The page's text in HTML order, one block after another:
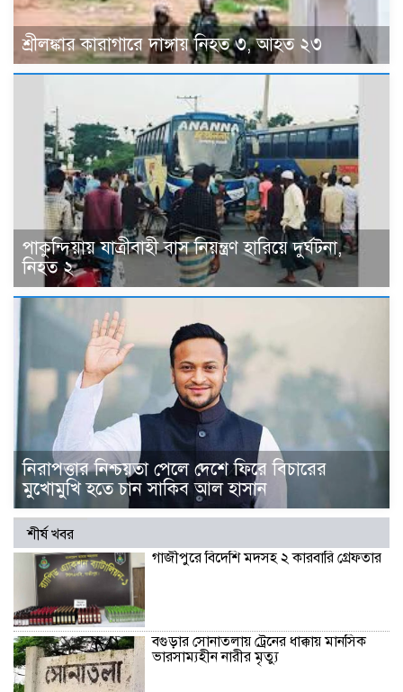
শ্রীলঙ্কার কারাগারে দাঙ্গায় নিহত ৩, আহত ২৩
পাকুন্দিয়ায় যাত্রীবাহী বাস নিয়ন্ত্রণ হারিয়ে দুর্ঘটনা,
নিহত ২
নিরাপত্তার নিশ্চয়তা পেলে দেশে ফিরে বিচারের
মুখোমুখি হতে চান সাকিব আল হাসান
শীর্ষ খবর
গাজীপুরে বিদেশি মদসহ ২ কারবারি গ্রেফতার
বগুড়ার সোনাতলায় ট্রেনের ধাক্কায় মানসিক
ভারসাম্যহীন নারীর মৃত্যু